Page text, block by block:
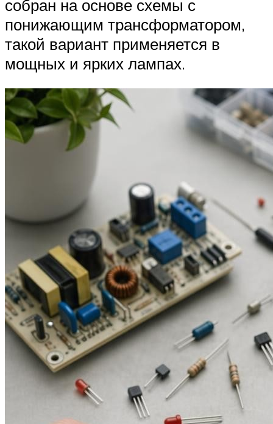
собран на основе схемы с
понижающим трансформатором,
такой вариант применяется в
мощных и ярких лампах.